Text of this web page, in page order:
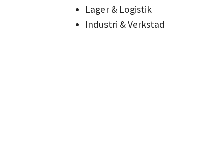
Lager & Logistik
Industri & Verkstad